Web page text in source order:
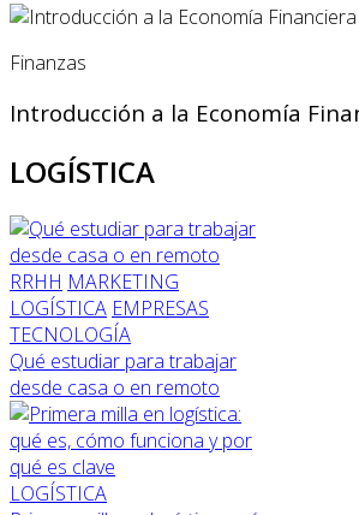
Finanzas
Introducción a la Economía
LOGÍSTICA
RRHH MARKETING
LOGÍSTICA EMPRESAS
TECNOLOGÍA
Qué estudiar para trabajar
desde casa o en remoto
LOGÍSTICA